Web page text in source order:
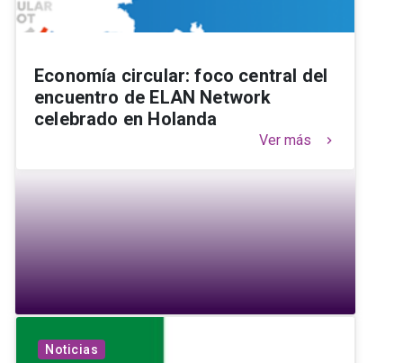
Economía circular: foco central del
encuentro de ELAN Network
celebrado en Holanda
Ver más keyboard_arrow_right
Noticias